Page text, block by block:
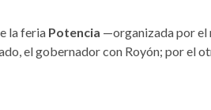
la feria Potencia —organizada por el
el gobernador con Royón; por el